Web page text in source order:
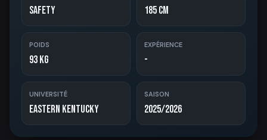
Safety 185 cm
POIDS
93 kg
EXPÉRIENCE
-
UNIVERSITÉ
Eastern Kentucky
SAISON
2025/2026